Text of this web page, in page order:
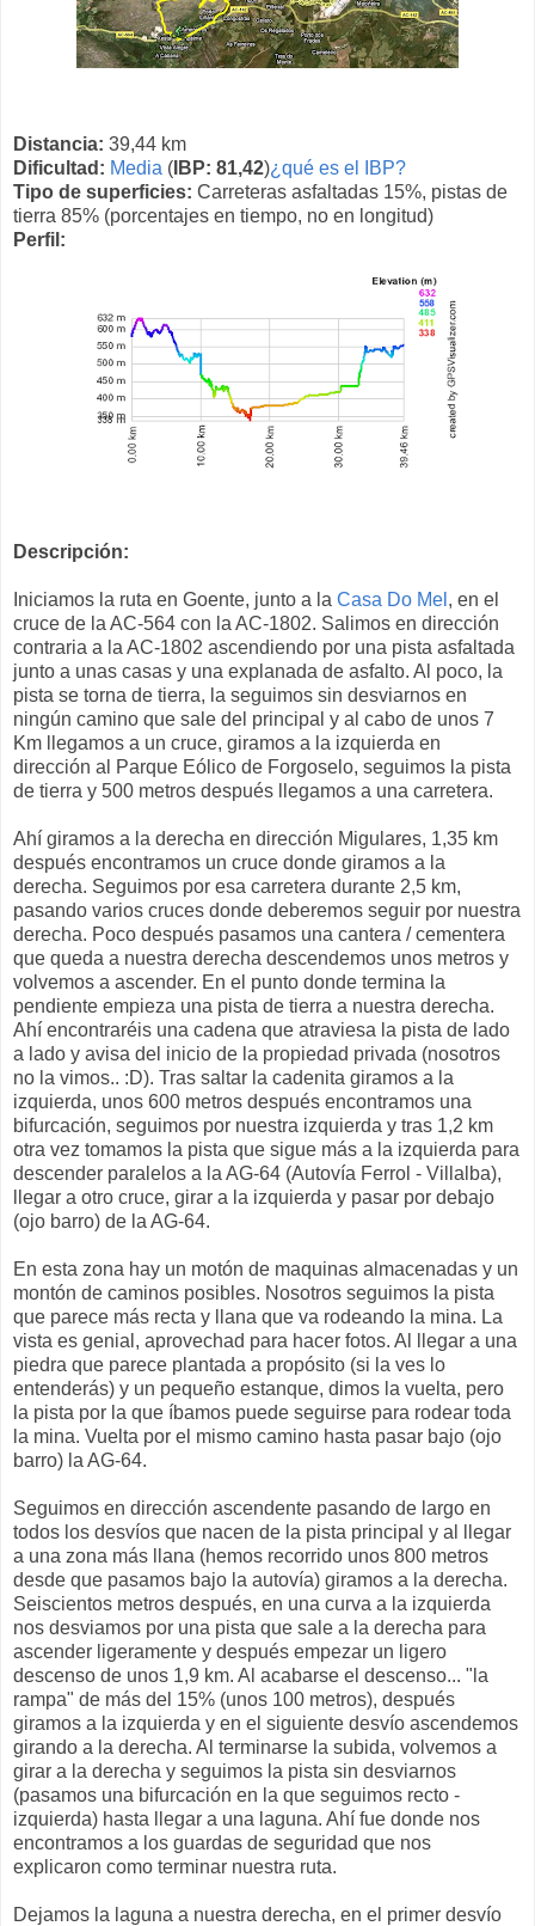
Distancia: 39,44 km
Dificultad: Media ( IBP: 81,42)¿qué es el IBP?
Tipo de superficies: Carreteras asfaltadas 15%, pistas de
tierra 85% (porcentajes en tiempo, no en longitud)
Perfil:
Descripción:
Iniciamos la ruta en Goente, junto a la Casa Do Mel , en el
cruce de la AC-564 con la AC-1802. Salimos en dirección
contraria a la AC-1802 ascendiendo por una pista asfaltada
junto a unas casas y una explanada de asfalto. Al poco, la
pista se torna de tierra, la seguimos sin desviarnos en
ningún camino que sale del principal y al cabo de unos 7
Km llegamos a un cruce, giramos a la izquierda en
dirección al Parque Eólico de Forgoselo, seguimos la pista
de tierra y 500 metros después llegamos a una carretera.
Ahí giramos a la derecha en dirección Migulares, 1,35 km
después encontramos un cruce donde giramos a la
derecha. Seguimos por esa carretera durante 2,5 km,
pasando varios cruces donde deberemos seguir por nuestra
derecha. Poco después pasamos una cantera / cementera
que queda a nuestra derecha descendemos unos metros y
volvemos a ascender. En el punto donde termina la
pendiente empieza una pista de tierra a nuestra derecha.
Ahí encontraréis una cadena que atraviesa la pista de lado
a lado y avisa del inicio de la propiedad privada (nosotros
no la vimos.. :D). Tras saltar la cadenita giramos a la
izquierda, unos 600 metros después encontramos una
bifurcación, seguimos por nuestra izquierda y tras 1,2 km
otra vez tomamos la pista que sigue más a la izquierda para
descender paralelos a la AG-64 (Autovía Ferrol - Villalba),
llegar a otro cruce, girar a la izquierda y pasar por debajo
(ojo barro) de la AG-64.
En esta zona hay un motón de maquinas almacenadas y un
montón de caminos posibles. Nosotros seguimos la pista
que parece más recta y llana que va rodeando la mina. La
vista es genial, aprovechad para hacer fotos. Al llegar a una
piedra que parece plantada a propósito (si la ves lo
entenderás) y un pequeño estanque, dimos la vuelta, pero
la pista por la que íbamos puede seguirse para rodear toda
la mina. Vuelta por el mismo camino hasta pasar bajo (ojo
barro) la AG-64.
Seguimos en dirección ascendente pasando de largo en
todos los desvíos que nacen de la pista principal y al llegar
a una zona más llana (hemos recorrido unos 800 metros
desde que pasamos bajo la autovía) giramos a la derecha.
Seiscientos metros después, en una curva a la izquierda
nos desviamos por una pista que sale a la derecha para
ascender ligeramente y después empezar un ligero
descenso de unos 1,9 km. Al acabarse el descenso... "la
rampa" de más del 15% (unos 100 metros), después
giramos a la izquierda y en el siguiente desvío ascendemos
girando a la derecha. Al terminarse la subida, volvemos a
girar a la derecha y seguimos la pista sin desviarnos
(pasamos una bifurcación en la que seguimos recto -
izquierda) hasta llegar a una laguna. Ahí fue donde nos
encontramos a los guardas de seguridad que nos
explicaron como terminar nuestra ruta.
Dejamos la laguna a nuestra derecha, en el primer desvío